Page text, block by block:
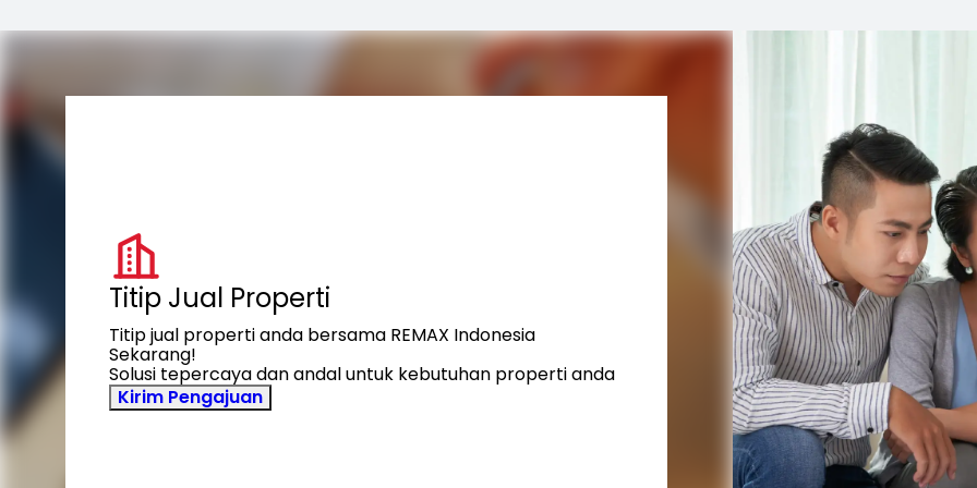
Titip Jual Properti
Titip jual properti anda bersama REMAX Indonesia
Sekarang!
Solusi tepercaya dan andal untuk kebutuhan properti anda
Kirim Pengajuan